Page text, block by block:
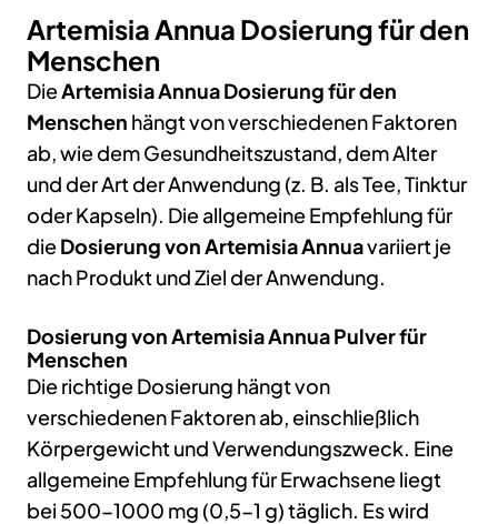
Artemisia Annua Dosierung für den
Menschen
DieArtemisia Annua Dosierung für den
Menschen hängt von verschiedenen Faktoren
ab, wie dem Gesundheitszustand, dem Alter
und der Art der Anwendung (z. B. als Tee, Tinktur
oder Kapseln). Die allgemeine Empfehlung für
dieDosierung von Artemisia Annuavariiert je
nach Produkt und Ziel der Anwendung.
Dosierung von Artemisia Annua Pulver für
Menschen
Die richtige Dosierung hängt von
verschiedenen Faktoren ab, einschließlich
Körpergewicht und Verwendungszweck. Eine
allgemeine Empfehlung für Erwachsene liegt
bei 500-1000 mg (0,5-1 g) täglich. Es wird